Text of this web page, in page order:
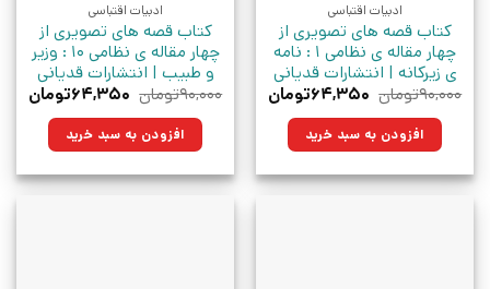
ادبیات اقتباسی
کتاب قصه های تصویری از
چهار مقاله ی نظامی 1 : نامه
ی زیرکانه | انتشارات قدیانی
۹۰,۰۰۰تومان قیمت
۹۰,۰۰۰تومان
بود.
۶۴,۳۵۰تومان
افزودن به سبد خرید
ادبیات اقتباسی
کتاب قصه های تصویری از
چهار مقاله ی نظامی 10 : وزیر
و طبیب | انتشارات قدیانی
۹۰,۰۰۰تومان قیمت
۹۰,۰۰۰تومان
بود.
۶۴,۳۵۰تومان
افزودن به سبد خرید